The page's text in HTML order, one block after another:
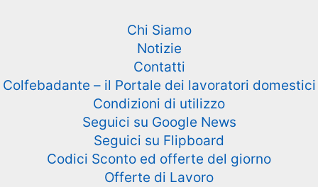
Chi Siamo
Notizie
Contatti
Colfebadante – il Portale dei lavoratori domestici
Condizioni di utilizzo
Seguici su Google News
Seguici su Flipboard
Codici Sconto ed offerte del giorno
Offerte di Lavoro